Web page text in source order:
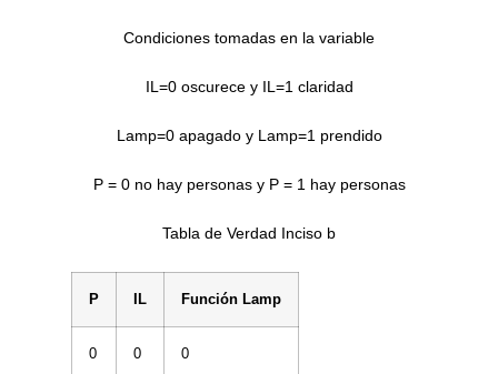
Condiciones tomadas en la variable
IL=0 oscurece y IL=1 claridad
Lamp=0 apagado y Lamp=1 prendido
P = 0 no hay personas y P = 1 hay personas
Tabla de Verdad Inciso b
P IL Función Lamp
0 0 0